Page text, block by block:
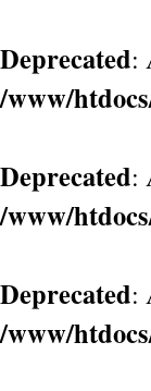
Deprecated:
/www/
Deprecated:
/www/
Deprecated:
/www/